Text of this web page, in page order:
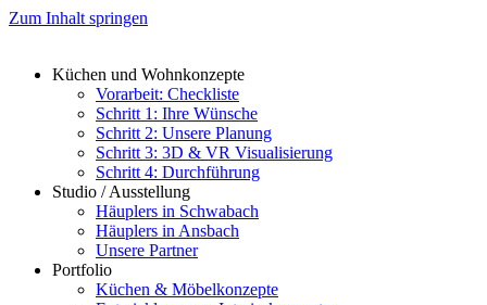
Zum Inhalt springen
Küchen und Wohnkonzepte
Vorarbeit: Checkliste
Schritt 1: Ihre Wünsche
Schritt 2: Unsere Planung
Schritt 3: 3D & VR Visualisierung
Schritt 4: Durchführung
Studio / Ausstellung
Häuplers in Schwabach
Häuplers in Ansbach
Unsere Partner
Portfolio
Küchen & Möbelkonzepte